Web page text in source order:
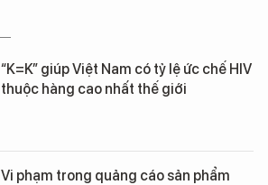
“K=K” giúp Việt Nam có tỷ lệ ức chế HIV
thuộc hàng cao nhất thế giới
Vi phạm trong quảng cáo sản phẩm